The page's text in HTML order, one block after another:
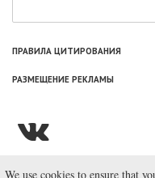
ПРАВИЛА ЦИТИРОВАНИЯ
РАЗМЕЩЕНИЕ РЕКЛАМЫ
© ООО
We use cookies to ensure that